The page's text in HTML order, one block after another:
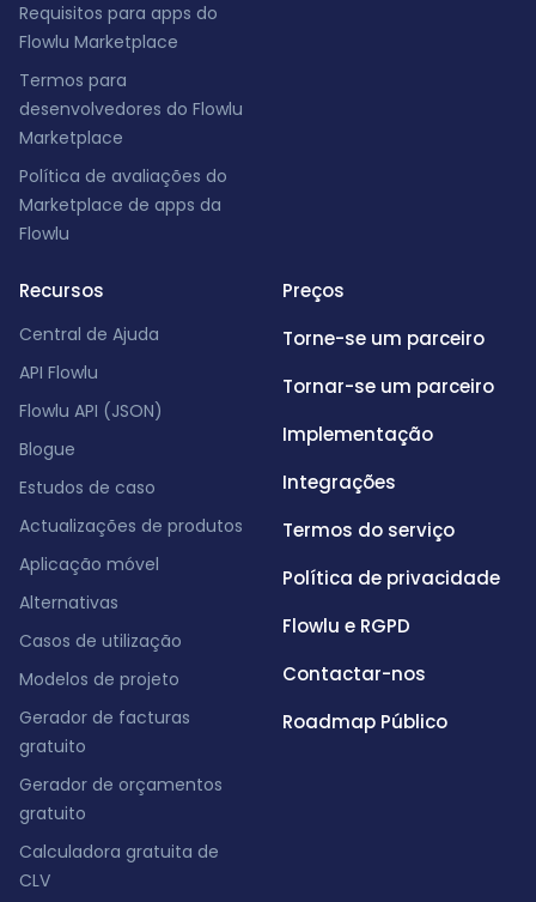
Requisitos para apps do
Flowlu Marketplace
Termos para
desenvolvedores do Flowlu
Marketplace
Política de avaliações do
Marketplace de apps da
Flowlu
Recursos
Central de Ajuda
API Flowlu
Flowlu API (JSON)
Blogue
Estudos de caso
Actualizações de produtos
Aplicação móvel
Alternativas
Casos de utilização
Modelos de projeto
Gerador de facturas
gratuito
Gerador de orçamentos
gratuito
Calculadora gratuita de
CLV
Preços
Torne-se um parceiro
Tornar-se um parceiro
Implementação
Integrações
Termos do serviço
Política de privacidade
Flowlu e RGPD
Contactar-nos
Roadmap Público